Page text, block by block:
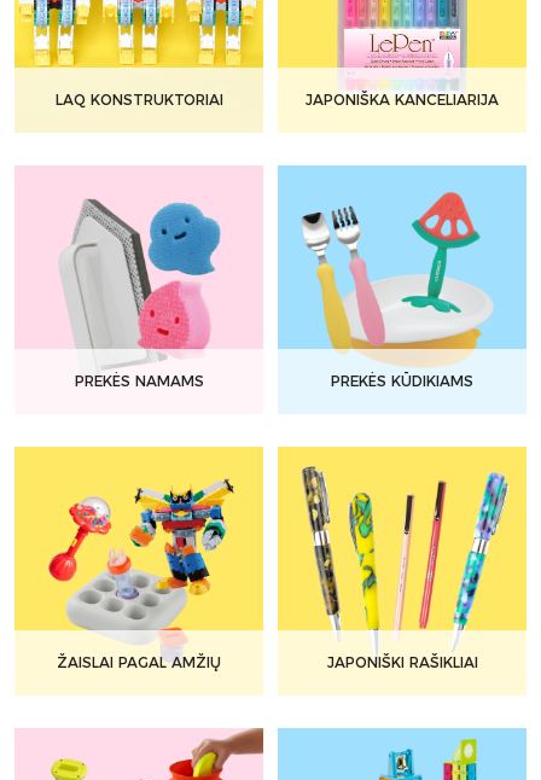
LAQ KONSTRUKTORIAI JAPONIŠKA KANCELIARIJA
PREKĖS NAMAMS PREKĖS KŪDIKIAMS
ŽAISLAI PAGAL AMŽIŲ JAPONIŠKI RAŠIKLIAI